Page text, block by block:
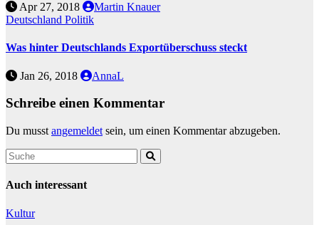
Apr 27, 2018
Martin Knauer
Deutschland Politik
Was hinter Deutschlands Exportüberschuss steckt
Jan 26, 2018 AnnaL
Schreibe einen Kommentar
Du musst angemeldet sein, um einen Kommentar abzugeben.
Auch interessant
Kultur